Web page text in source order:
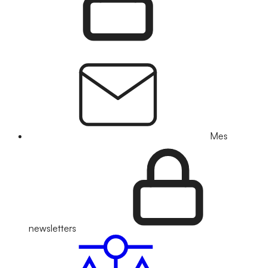
Mes
newsletters